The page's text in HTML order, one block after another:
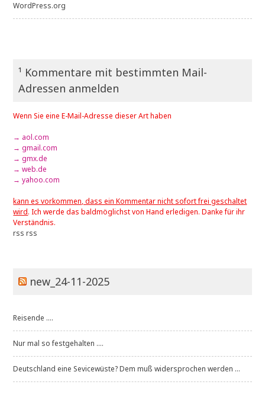
WordPress.org
¹ Kommentare mit bestimmten Mail-
Adressen anmelden
Wenn Sie eine E-Mail-Adresse dieser Art haben
→ aol.com
→ gmail.com
→ gmx.de
→ web.de
→ yahoo.com
kann es vorkommen, dass ein Kommentar nicht sofort frei geschaltet
wird. Ich werde das baldmöglichst von Hand erledigen. Danke für ihr
Verständnis.
rss rss
new_24-11-2025
Reisende ....
Nur mal so festgehalten ....
Deutschland eine Sevicewüste? Dem muß widersprochen werden ...